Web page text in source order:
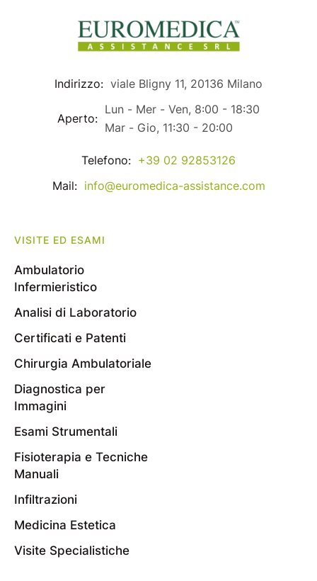
Indirizzo: viale Bligny 11, 20136 Milano
Aperto:
Lun - Mer - Ven, 8:00 - 18:30
Mar - Gio, 11:30 - 20:00
Telefono: +39 02 92853126
Mail: info@euromedica-assistance.com
VISITE ED ESAMI
Ambulatorio
Infermieristico
Analisi di Laboratorio
Certificati e Patenti
Chirurgia Ambulatoriale
Diagnostica per
Immagini
Esami Strumentali
Fisioterapia e Tecniche
Manuali
Infiltrazioni
Medicina Estetica
Visite Specialistiche